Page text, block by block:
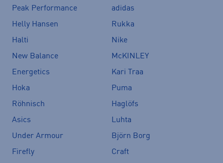
Peak Performance
adidas
Helly Hansen
Rukka
Halti
Nike
New Balance
McKINLEY
Energetics
Kari Traa
Hoka
Puma
Röhnisch
Haglöfs
Asics
Luhta
Under Armour
Björn Borg
Firefly
Craft